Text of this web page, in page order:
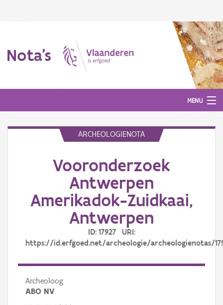
Nota's
MENU
ARCHEOLOGIENOTA
Vooronderzoek
Antwerpen
Amerikadok-Zuidkaai,
Antwerpen
ID: 17927 URI:
https://id.erfgoed.net/archeologie/archeologienotas/
Archeoloog
ABO NV